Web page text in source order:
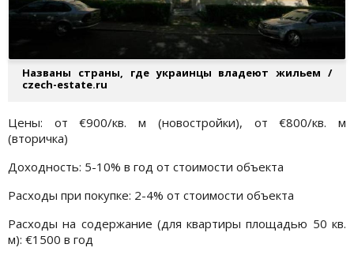
Названы страны, где украинцы владеют жильем /
czech-estate.ru
Цены: от €900/кв. м (новостройки), от €800/кв. м
(вторичка)
Доходность: 5-10% в год от стоимости объекта
Расходы при покупке: 2-4% от стоимости объекта
Расходы на содержание (для квартиры площадью 50 кв.
м): €1500 в год